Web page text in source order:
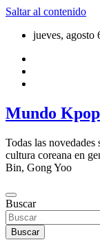
Saltar al contenido
jueves, agosto
Mundo Kpop
Todas las
cultura coreana en
Bin, Gong Yoo
Buscar
Buscar